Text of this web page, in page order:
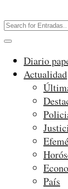
Diario
Actualidad
País